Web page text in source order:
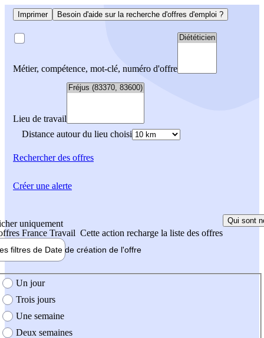
Imprimer Besoin d'aide sur la recherche d'offres d'emploi ?
Métier, compétence, mot-clé, numéro d'offre
Lieu de travail
Distance autour du lieu choisi
Rechercherdes offres
uniquement
France Travail Cette action recharge la liste des offres
Qui sont
filtres de Date de création de l'offre
création de l'offre
Un jour
Trois jours
Une semaine
Deux semaines
Créer une alerte